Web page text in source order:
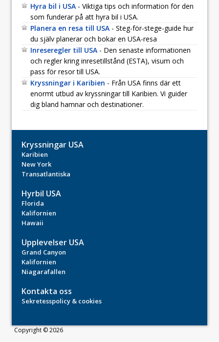
Hyra bil i USA - Viktiga tips och information för den
som funderar på att hyra bil i USA.
Planera en resa till USA - Steg-för-stege-guide hur
du själv planerar och bokar en USA-resa
Inreseregler till USA - Den senaste informationen
och regler kring inresetillstånd (ESTA), visum och
pass för resor till USA.
Kryssningar i Karibien - Från USA finns där ett
enormt utbud av kryssningar till Karibien. Vi guider
dig bland hamnar och destinationer.
Kryssningar USA
Karibien
New York
Transatlantiska
Hyrbil USA
Florida
Kalifornien
Hawaii
Upplevelser USA
Grand Canyon
Kalifornien
Niagarafallen
Kontakta oss
Sekretesspolicy & cookies
Copyright © 2026